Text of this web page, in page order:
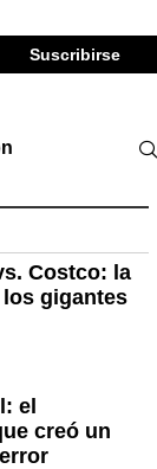
Suscribirse
Costco: la
gigantes
el
creó un